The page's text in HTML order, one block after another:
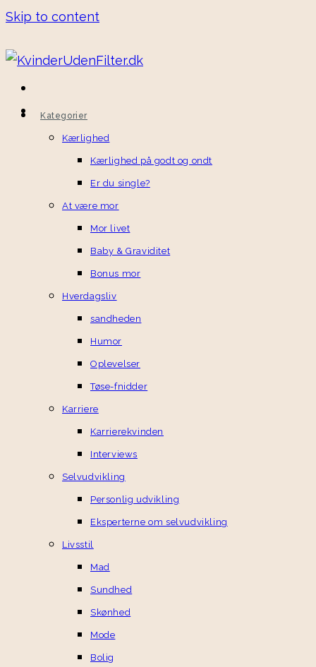
Skip to content
Kategorier
Kærlighed
Kærlighed på godt og ondt
Er du single?
At være mor
Mor livet
Baby & Graviditet
Bonus mor
Hverdagsliv
sandheden
Humor
Oplevelser
Tøse-fnidder
Karriere
Karrierekvinden
Interviews
Selvudvikling
Personlig udvikling
Eksperterne om selvudvikling
Livsstil
Mad
Sundhed
Skønhed
Mode
Bolig